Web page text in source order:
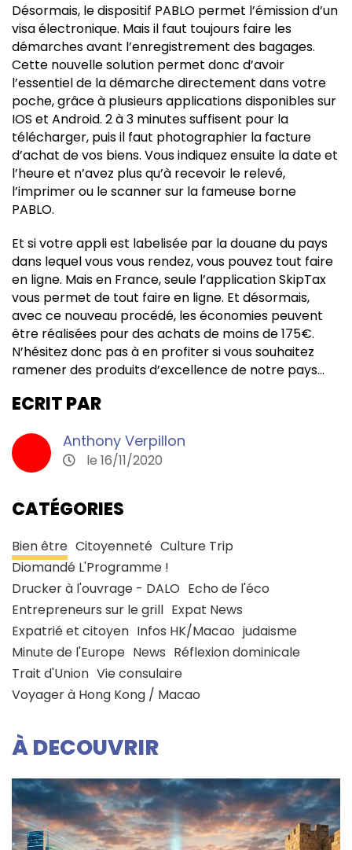
Désormais, le dispositif PABLO permet l’émission d’un
visa électronique. Mais il faut toujours faire les
démarches avant l’enregistrement des bagages.
Cette nouvelle solution permet donc d’avoir
l’essentiel de la démarche directement dans votre
poche, grâce à plusieurs applications disponibles sur
IOS et Android. 2 à 3 minutes suffisent pour la
télécharger, puis il faut photographier la facture
d’achat de vos biens. Vous indiquez ensuite la date et
l’heure et n’avez plus qu’à recevoir le relevé,
l’imprimer ou le scanner sur la fameuse borne
PABLO.
Et si votre appli est labelisée par la douane du pays
dans lequel vous vous rendez, vous pouvez tout faire
en ligne. Mais en France, seule l’application SkipTax
vous permet de tout faire en ligne. Et désormais,
avec ce nouveau procédé, les économies peuvent
être réalisées pour des achats de moins de 175€.
N’hésitez donc pas à en profiter si vous souhaitez
ramener des produits d’excellence de notre pays…
ECRIT PAR
Anthony Verpillon
le 16/11/2020
CATÉGORIES
Bien être Citoyenneté Culture Trip
Diomandé L'Programme !
Drucker à l'ouvrage - DALO Echo de l'éco
Entrepreneurs sur le grill Expat News
Expatrié et citoyen Infos HK/Macao judaisme
Minute de l'Europe News Réflexion dominicale
Trait d'Union Vie consulaire
Voyager à Hong Kong / Macao
À DECOUVRIR